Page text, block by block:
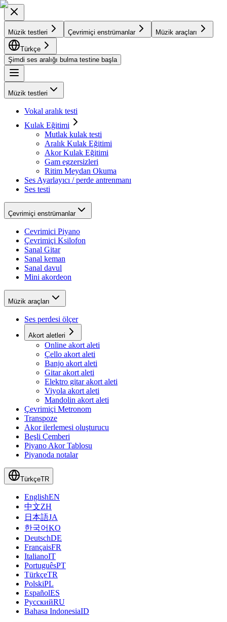
Müzik testleri Çevrimiçi enstrümanlar Müzik araçları
Türkçe
Şimdi ses aralığı bulma testine başla
Müzik testleri
Vokal aralık testi
Kulak Eğitimi
Mutlak kulak testi
Aralık Kulak Eğitimi
Akor Kulak Eğitimi
Gam egzersizleri
Ritim Meydan Okuma
Ses Ayarlayıcı / perde antrenmanı
Ses testi
Çevrimiçi enstrümanlar
Cevrimici Piyano
Çevrimiçi Ksilofon
Sanal Gitar
Sanal keman
Sanal davul
Mini akordeon
Müzik araçları
Ses perdesi ölçer
Akort aletleri
Online akort aleti
Çello akort aleti
Banjo akort aleti
Gitar akort aleti
Elektro gitar akort aleti
Viyola akort aleti
Mandolin akort aleti
Çevrimiçi Metronom
Transpoze
Akor ilerlemesi oluşturucu
Beşli Çemberi
Piyano Akor Tablosu
Piyanoda notalar
TürkçeTR
EnglishEN
中文ZH
日本語JA
한국어KO
DeutschDE
FrançaisFR
ItalianoIT
PortuguêsPT
TürkçeTR
PolskiPL
EspañolES
РусскийRU
Bahasa IndonesiaID